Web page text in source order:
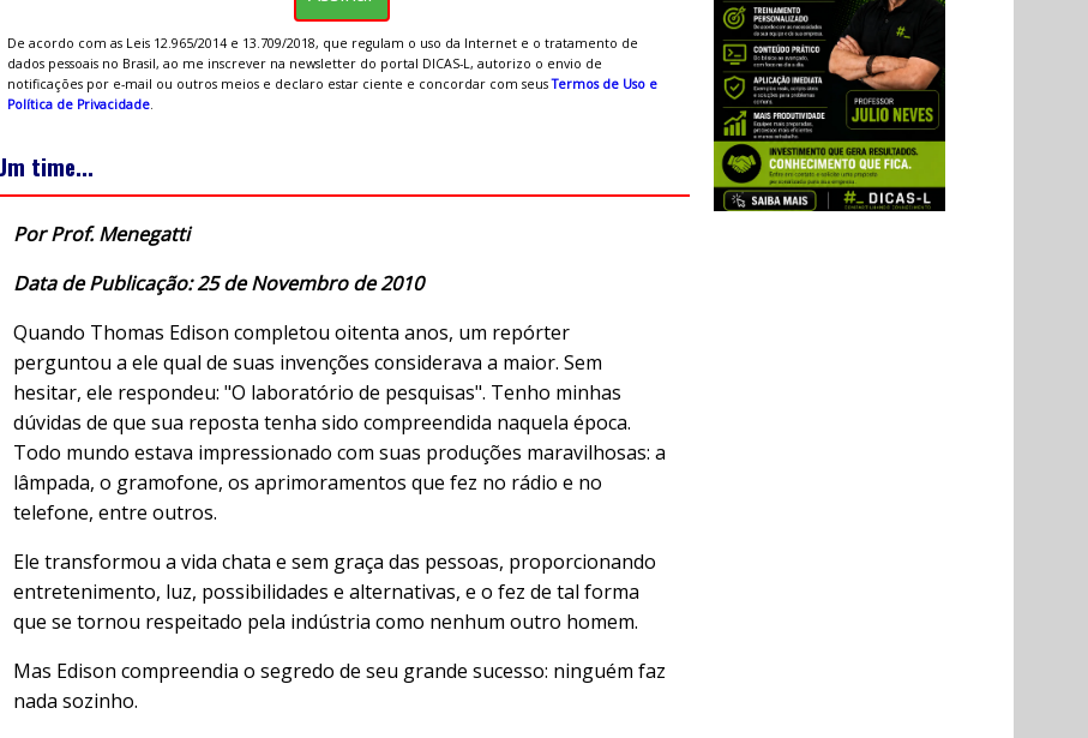
De acordo com as Leis 12.965/2014 e 13.709/2018, que regulam o uso da Internet e o tratamento de
dados pessoais no Brasil, ao me inscrever na newsletter do portal DICAS-L, autorizo o envio de
notificações por e-mail ou outros meios e declaro estar ciente e concordar com seusTermos de Uso e
Política de Privacidade.
time...
Por Prof. Menegatti
Data de Publicação: 25 de Novembro de 2010
Quando Thomas Edison completou oitenta anos, um repórter
perguntou a ele qual de suas invenções considerava a maior. Sem
hesitar, ele respondeu: "O laboratório de pesquisas". Tenho minhas
dúvidas de que sua reposta tenha sido compreendida naquela época.
Todo mundo estava impressionado com suas produções maravilhosas: a
lâmpada, o gramofone, os aprimoramentos que fez no rádio e no
telefone, entre outros.
Ele transformou a vida chata e sem graça das pessoas, proporcionando
entretenimento, luz, possibilidades e alternativas, e o fez de tal forma
que se tornou respeitado pela indústria como nenhum outro homem.
Mas Edison compreendia o segredo de seu grande sucesso: ninguém faz
nada sozinho.